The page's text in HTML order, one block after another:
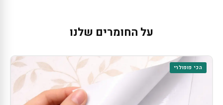
על החומרים שלנו
הכי פופולרי